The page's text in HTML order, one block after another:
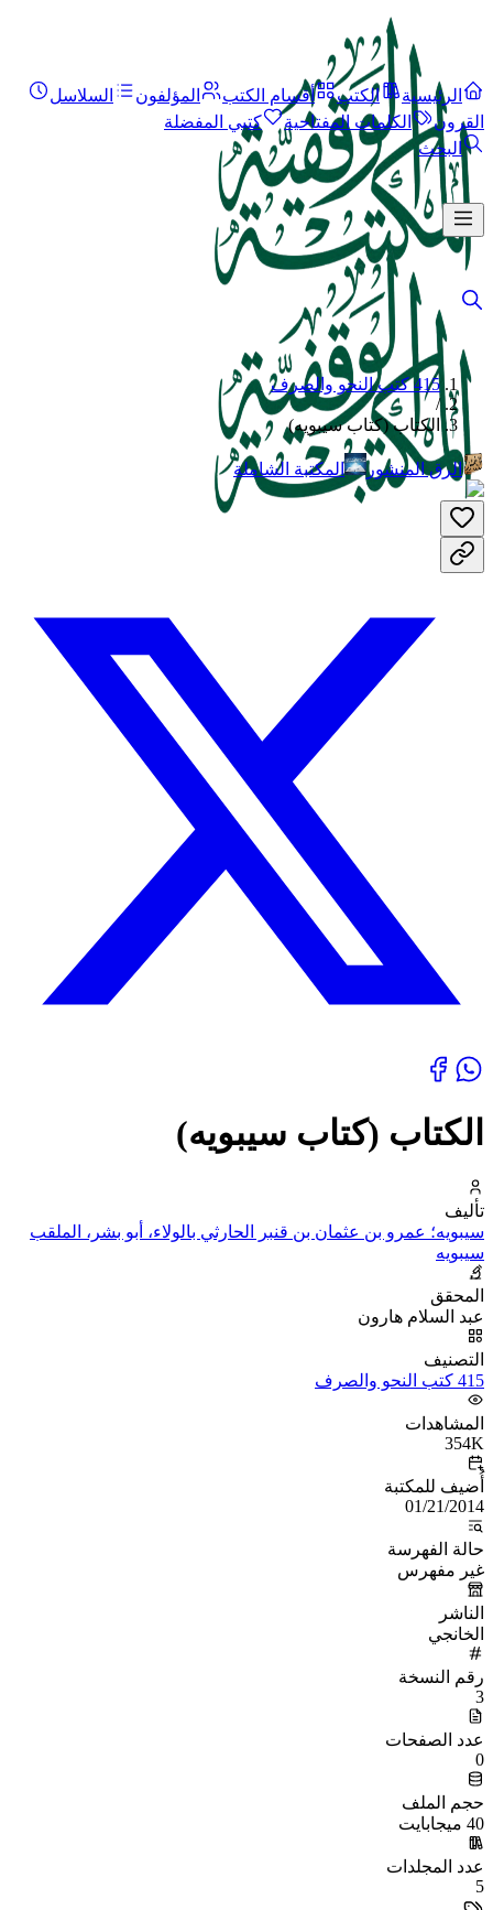
الرئيسية الكتب أقسام الكتب المؤلفون
السلاسل
القرون
الكلمات المفتاحية
كتبي المفضلة
البحث
415 كتب النحو والصرف
/
الكتاب (كتاب سيبويه)
الرق المنشور المكتبة الشاملة
الكتاب (كتاب سيبويه)
تأليف
سيبويه؛ عمرو بن عثمان بن قنبر الحارثي بالولاء، أبو بشر، الملقب
سيبويه
المحقق
عبد السلام هارون
التصنيف
415 كتب النحو والصرف
المشاهدات
354K
أُضيف للمكتبة
01/21/2014
حالة الفهرسة
غير مفهرس
الناشر
الخانجي
رقم النسخة
3
عدد الصفحات
0
حجم الملف
40 ميجابايت
عدد المجلدات
5